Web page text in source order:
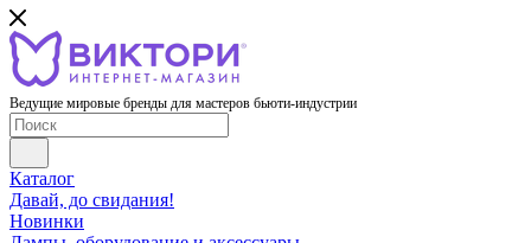
Ведущие мировые бренды для мастеров бьюти-индустрии
Каталог
Давай, до свидания!
Новинки